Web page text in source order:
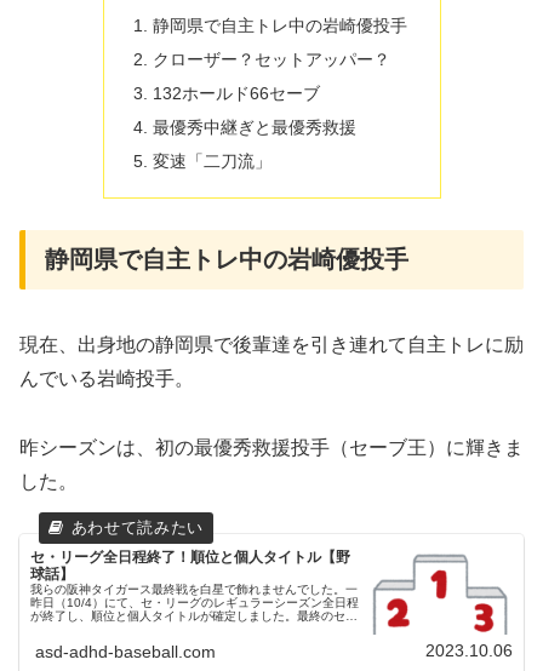
静岡県で自主トレ中の岩崎優投手
クローザー？セットアッパー？
132ホールド66セーブ
最優秀中継ぎと最優秀救援
変速「二刀流」
静岡県で自主トレ中の岩崎優投手
現在、出身地の静岡県で後輩達を引き連れて自主トレに励
んでいる岩崎投手。
昨シーズンは、初の最優秀救援投手（セーブ王）に輝きま
した。
セ・リーグ全日程終了！順位と個人タイトル【野
球話】
我らの阪神タイガース最終戦を白星で飾れませんでした。一
昨日（10/4）にて、セ・リーグのレギュラーシーズン全日程
が終了し、順位と個人タイトルが確定しました。最終のセ・
asd-adhd-baseball.com 2023.10.06